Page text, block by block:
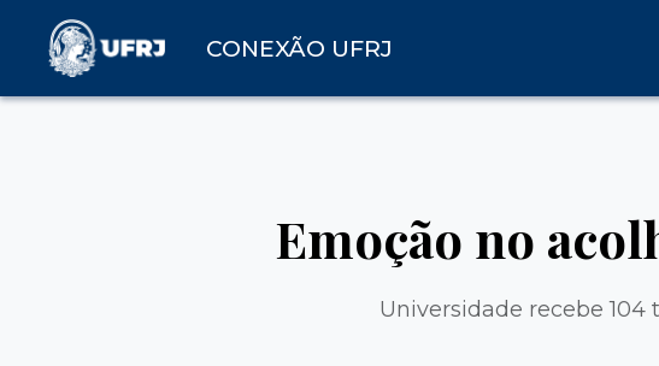
CONEXÃO UFRJ
Emoção no
Universidade recebe